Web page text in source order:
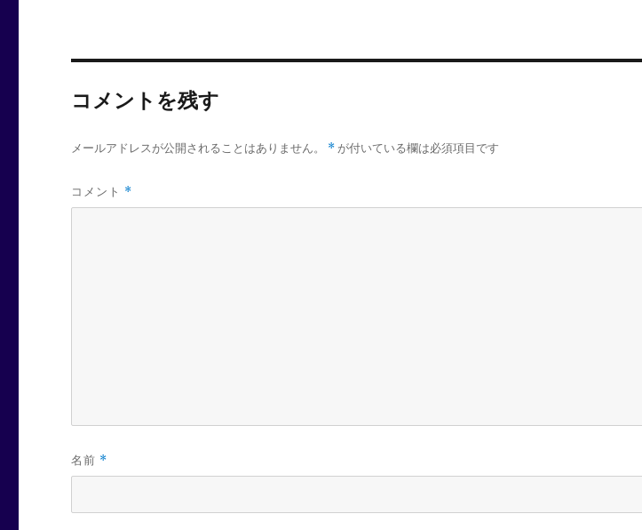
コメントを残す
メールアドレスが公開されることはありません。 * が付いている欄は必須項目です
コメント *
名前 *